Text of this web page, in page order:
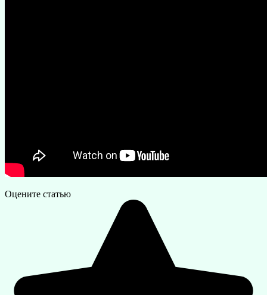
Оцените статью